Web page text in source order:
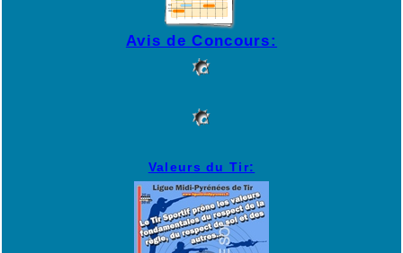
Avis de Concours:
Valeurs du Tir: